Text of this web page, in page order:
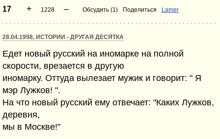
17 + 1228 – Обсудить (1) Поделиться Lamer
28.04.1998, ИСТОРИИ - ДРУГАЯ ДЕСЯТКА
Едет новый русский на иномарке на полной
скорости, врезается в другую
иномарку. Оттуда вылезает мужик и говорит: " Я
мэр Лужков! ".
На что новый русский ему отвечает: "Каких Лужков,
деревня,
мы в Москве!"